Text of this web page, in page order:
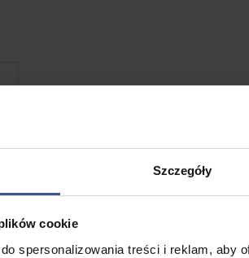
Szczegóły
cookie
spersonalizowania treści i reklam, aby